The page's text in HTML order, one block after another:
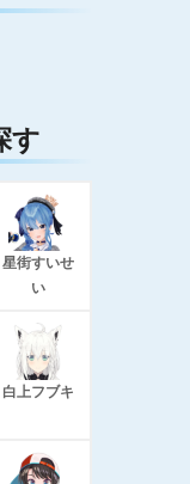
す
星街すいせ
い
白上フブキ